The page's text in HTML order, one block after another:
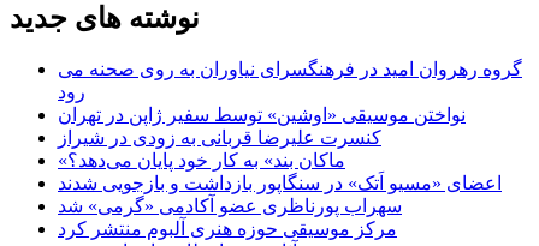
نوشته های جدید
گروه رهروان امید در فرهنگسرای نیاوران به روی صحنه می
رود
نواختن موسیقی «اوشین» توسط سفیر ژاپن در تهران
کنسرت علیرضا قربانی به زودی در شیراز
«ماکان بند» به کار خود پایان می‌دهد؟
اعضای «مسیو اَتک» در سنگاپور بازداشت و بازجویی شدند
سهراب پورناظری عضو آکادمی «گرمی» شد
مرکز موسیقی حوزه هنری آلبوم منتشر کرد